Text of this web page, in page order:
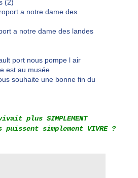
plus SIMPLEMENT
simplement VIVRE ?